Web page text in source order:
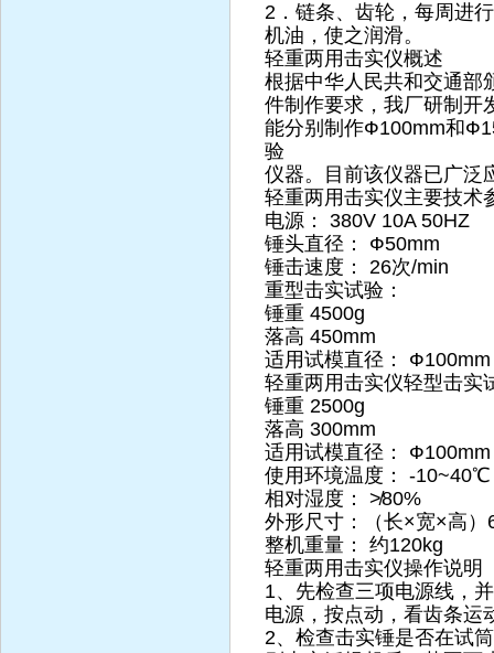
2．链条、齿轮，每周进
机油，使之润滑。
轻重两用击实仪概述
根据中华人民共和交通部
件制作要求，我厂研制开
能分别制作Ф100mm和
验
仪器。目前该仪器已广泛
轻重两用击实仪主要技术
电源： 380V 10A 50HZ
锤头直径： Ф50mm
锤击速度： 26次/min
重型击实试验：
锤重 4500g
落高 450mm
适用试模直径：
轻重两用击实仪轻型击实
锤重 2500g
落高 300mm
适用试模直径：
使用环境温度： -10~40℃
相对湿度： ≯80%
外形尺寸：（长×宽×高
整机重量： 约120kg
轻重两用击实仪操作说明
1、先检查三项电源线，
电源，按点动，看齿条运
2、检查击实锤是否在试